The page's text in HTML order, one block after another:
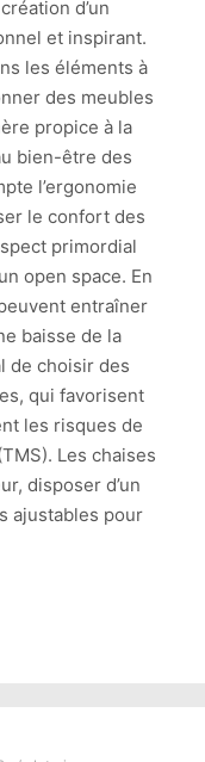
d’un
et inspirant.
les éléments à
des meubles
propice à la
bien-être des
l’ergonomie
le confort des
primordial
open space. En
entraîner
baisse de la
de choisir des
qui favorisent
les risques de
Les chaises
disposer d’un
ajustables pour